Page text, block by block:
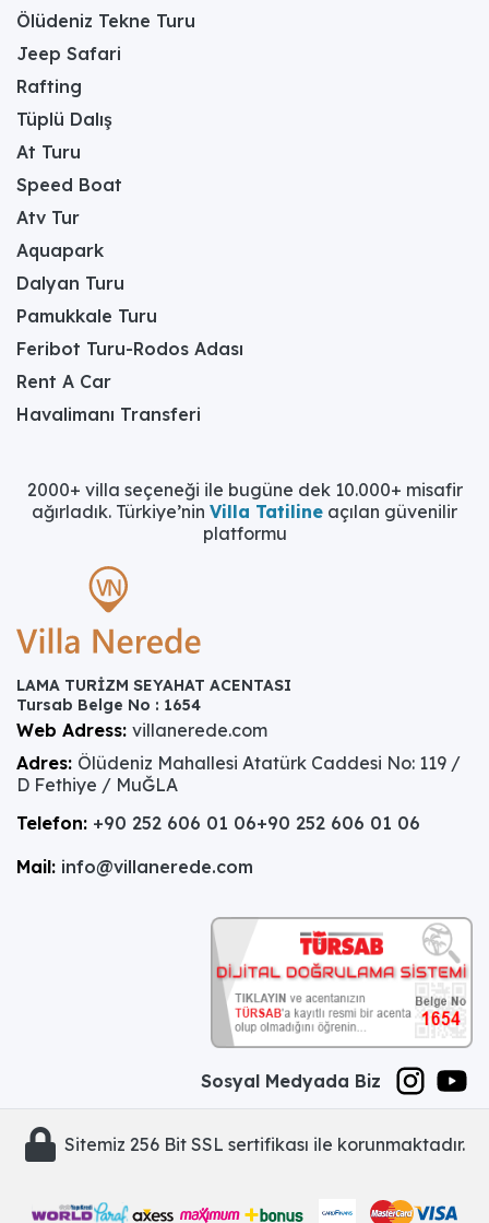
Ölüdeniz Tekne Turu
Jeep Safari
Rafting
Tüplü Dalış
At Turu
Speed Boat
Atv Tur
Aquapark
Dalyan Turu
Pamukkale Turu
Feribot Turu-Rodos Adası
Rent A Car
Havalimanı Transferi
2000+ villa seçeneği ile bugüne dek 10.000+ misafir
ağırladık. Türkiye’nin Villa Tatiline açılan güvenilir
platformu
LAMA TURİZM SEYAHAT ACENTASI
Tursab Belge No : 1654
Web Adress: villanerede.com
Adres: Ölüdeniz Mahallesi Atatürk Caddesi No: 119 /
D Fethiye / MuĞLA
Telefon: +90 252 606 01 06+90 252 606 01 06
Mail: info@villanerede.com
Sosyal Medyada Biz
Sitemiz 256 Bit SSL sertifikası ile korunmaktadır.